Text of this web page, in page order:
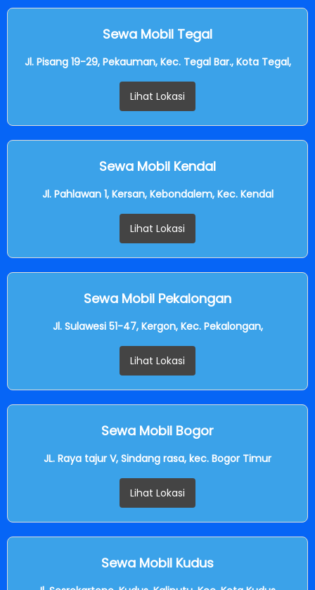
Sewa Mobil Tegal
Jl. Pisang 19-29, Pekauman, Kec. Tegal Bar., Kota Tegal,
Lihat Lokasi
Sewa Mobil Kendal
Jl. Pahlawan 1, Kersan, Kebondalem, Kec. Kendal
Lihat Lokasi
Sewa Mobil Pekalongan
Jl. Sulawesi 51-47, Kergon, Kec. Pekalongan,
Lihat Lokasi
Sewa Mobil Bogor
JL. Raya tajur V, Sindang rasa, kec. Bogor Timur
Lihat Lokasi
Sewa Mobil Kudus